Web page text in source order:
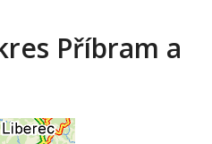
Příbram a